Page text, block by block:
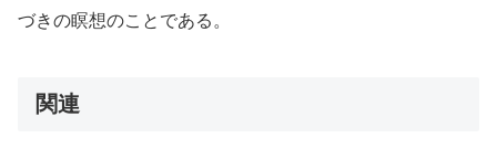
づきの瞑想のことである。
関連